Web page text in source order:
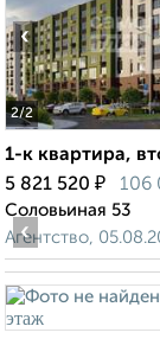
2/2
‹
1-к квартира,
5 821 520 ₽ 106
Соловьиная 53
Агентство,
‹